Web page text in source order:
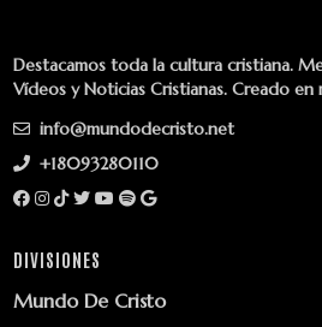
Destacamos toda la cultura cristiana.
Vídeos y Noticias Cristianas. Creado
info@mundodecristo.net
+18093280110
DIVISIONES
Mundo De Cristo